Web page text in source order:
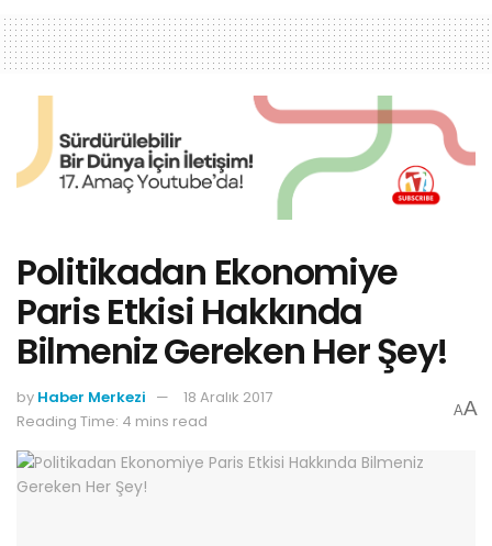
Politikadan Ekonomiye
Paris Etkisi Hakkında
Bilmeniz Gereken Her Şey!
by Haber Merkezi
18 Aralık 2017
Reading Time: 4 mins read
AA